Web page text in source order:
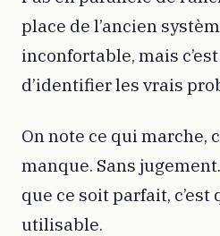
place de l’ancien
inconfortable, mais
d’identifier les vrais
On note ce qui marche,
manque. Sans
que ce soit parfait, c’est
utilisable.